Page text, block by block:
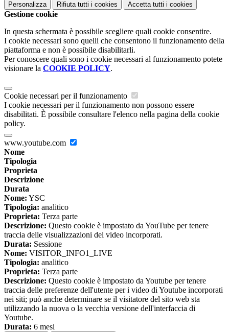
Personalizza Rifiuta tutti i cookies Accetta tutti i cookies
Gestione cookie
In questa schermata è possibile scegliere quali cookie consentire.
I cookie necessari sono quelli che consentono il funzionamento della
piattaforma e non è possibile disabilitarli.
Per conoscere quali sono i cookie necessari al funzionamento potete
visionare la COOKIE POLICY.
Cookie necessari per il funzionamento
I cookie necessari per il funzionamento non possono essere
disabilitati. È possibile consultare l'elenco nella pagina della cookie
policy.
www.youtube.com
Nome
Tipologia
Proprieta
Descrizione
Durata
Nome: YSC
Tipologia: analitico
Proprieta: Terza parte
Descrizione: Questo cookie è impostato da YouTube per tenere
traccia delle visualizzazioni dei video incorporati.
Durata: Sessione
Nome: VISITOR_INFO1_LIVE
Tipologia: analitico
Proprieta: Terza parte
Descrizione: Questo cookie è impostato da Youtube per tenere
traccia delle preferenze dell'utente per i video di Youtube incorporati
nei siti; può anche determinare se il visitatore del sito web sta
utilizzando la nuova o la vecchia versione dell'interfaccia di
Youtube.
Durata: 6 mesi